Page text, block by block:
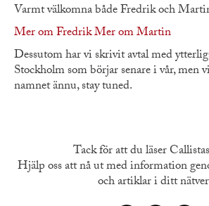
Varmt välkomna både Fredrik och
Mer om FredrikMer om Martin
Dessutom har vi skrivit avtal med
Stockholm som börjar senare i vår, men
namnet ännu, stay tuned.
Tack för att du läser
Hjälp oss att nå ut med information
och artiklar i ditt